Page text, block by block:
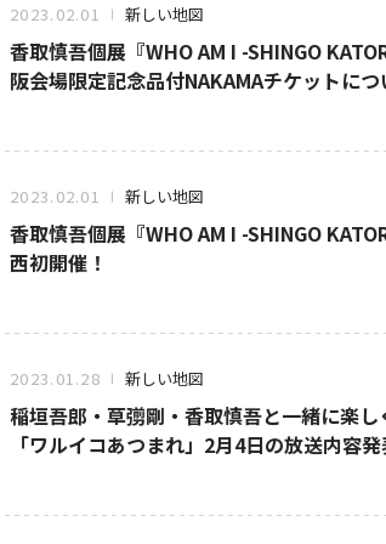
2023.02.01 新しい地図
香取慎吾個展『WHO AM I -SHINGO
阪会場限定記念品付NAKAMAチケットにつ
2023.02.01 新しい地図
香取慎吾個展『WHO AM I -SHINGO
西初開催！
2023.01.28 新しい地図
稲垣吾郎・草彅剛・香取慎吾と一緒に楽
「ワルイコあつまれ」2月4日の放送内容発